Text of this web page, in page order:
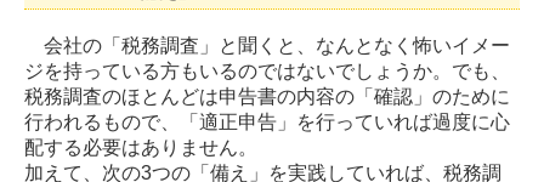
会社の「税務調査」と聞くと、なんとなく怖いイメー
ジを持っている方もいるのではないでしょうか。でも、
税務調査のほとんどは申告書の内容の「確認」のために
行われるもので、「適正申告」を行っていれば過度に心
配する必要はありません。
加えて、次の3つの「備え」を実践していれば、税務調